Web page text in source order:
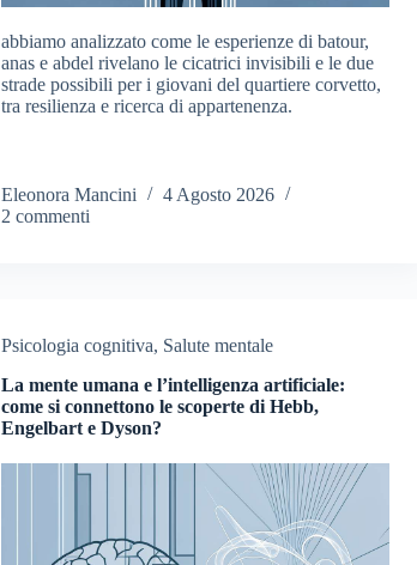
abbiamo analizzato come le esperienze di batour,
anas e abdel rivelano le cicatrici invisibili e le due
strade possibili per i giovani del quartiere corvetto,
tra resilienza e ricerca di appartenenza.
Eleonora Mancini
4 Agosto 2026
2 commenti
Psicologia cognitiva, Salute mentale
La mente umana e l’intelligenza artificiale:
come si connettono le scoperte di Hebb,
Engelbart e Dyson?